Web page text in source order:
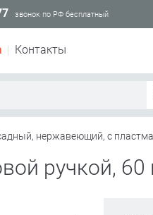
звонок по РФ бесплатный
Контакты
нержавеющий, с
ручкой,